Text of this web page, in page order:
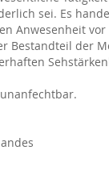
sei. Es
Anwesenheit
Bestandteil der